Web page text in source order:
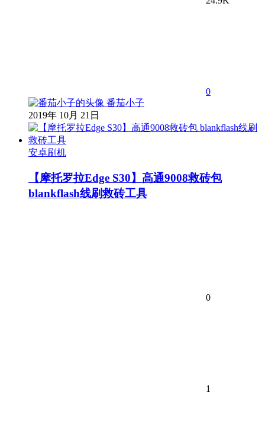
0
番茄小子
2019年 10月 21日
安卓刷机
【摩托罗拉Edge S30】高通9008救砖包
blankflash线刷救砖工具
0
1